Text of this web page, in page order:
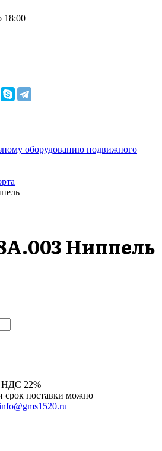
18:00
оборудованию подвижного
Ниппель
НДС 22%
срок поставки можно